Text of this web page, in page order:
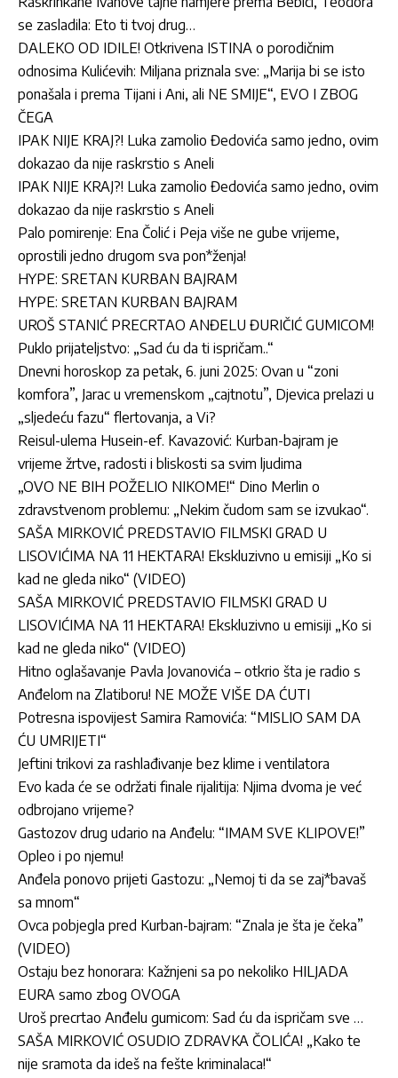
se zasladila: Eto ti tvoj drug…
DALEKO OD IDILE! Otkrivena ISTINA o porodičnim
odnosima Kulićevih: Miljana priznala sve: „Marija bi se isto
ponašala i prema Tijani i Ani, ali NE SMIJE“, EVO I ZBOG
ČEGA
IPAK NIJE KRAJ?! Luka zamolio Đedovića samo jedno, ovim
dokazao da nije raskrstio s Aneli
IPAK NIJE KRAJ?! Luka zamolio Đedovića samo jedno, ovim
dokazao da nije raskrstio s Aneli
Palo pomirenje: Ena Čolić i Peja više ne gube vrijeme,
oprostili jedno drugom sva pon*ženja!
HYPE: SRETAN KURBAN BAJRAM
HYPE: SRETAN KURBAN BAJRAM
UROŠ STANIĆ PRECRTAO ANĐELU ĐURIČIĆ GUMICOM!
Puklo prijateljstvo: „Sad ću da ti ispričam..“
Dnevni horoskop za petak, 6. juni 2025: Ovan u “zoni
komfora”, Jarac u vremenskom „cajtnotu”, Djevica prelazi u
„sljedeću fazu“ flertovanja, a Vi?
Reisul-ulema Husein-ef. Kavazović: Kurban-bajram je
vrijeme žrtve, radosti i bliskosti sa svim ljudima
„OVO NE BIH POŽELIO NIKOME!“ Dino Merlin o
zdravstvenom problemu: „Nekim čudom sam se izvukao“.
SAŠA MIRKOVIĆ PREDSTAVIO FILMSKI GRAD U
LISOVIĆIMA NA 11 HEKTARA! Ekskluzivno u emisiji „Ko si
kad ne gleda niko“ (VIDEO)
SAŠA MIRKOVIĆ PREDSTAVIO FILMSKI GRAD U
LISOVIĆIMA NA 11 HEKTARA! Ekskluzivno u emisiji „Ko si
kad ne gleda niko“ (VIDEO)
Hitno oglašavanje Pavla Jovanovića – otkrio šta je radio s
Anđelom na Zlatiboru! NE MOŽE VIŠE DA ĆUTI
Potresna ispovijest Samira Ramovića: “MISLIO SAM DA
ĆU UMRIJETI“
Jeftini trikovi za rashlađivanje bez klime i ventilatora
Evo kada će se održati finale rijalitija: Njima dvoma je već
odbrojano vrijeme?
Gastozov drug udario na Anđelu: “IMAM SVE KLIPOVE!”
Opleo i po njemu!
Anđela ponovo prijeti Gastozu: „Nemoj ti da se zaj*bavaš
sa mnom“
Ovca pobjegla pred Kurban-bajram: “Znala je šta je čeka”
(VIDEO)
Ostaju bez honorara: Kažnjeni sa po nekoliko HILJADA
EURA samo zbog OVOGA
Uroš precrtao Anđelu gumicom: Sad ću da ispričam sve …
SAŠA MIRKOVIĆ OSUDIO ZDRAVKA ČOLIĆA! „Kako te
nije sramota da ideš na fešte kriminalaca!“